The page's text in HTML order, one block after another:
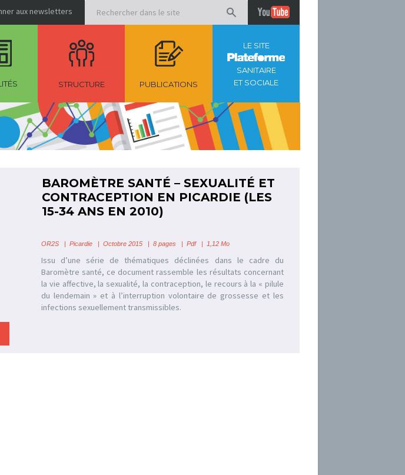
aux newsletters
STRUCTURE PUBLICATIONS
LE SITE
SANITAIRE
ET SOCIALE
BAROMÈTRE SANTÉ – SEXUALITÉ ET
CONTRACEPTION EN PICARDIE (LES
15-34 ANS EN 2010)
OR2S | Picardie| Octobre 2015 | 8 pages | Pdf | 1,12 Mo
Issu d’une série de thématiques déclinées dans le cadre du
Baromètre santé, ce document rassemble les résultats concernant
la vie affective, la sexualité, la contraception, le recours à la « pilule
du lendemain » et à l’interruption volontaire de grossesse et les
infections sexuellement transmissibles.